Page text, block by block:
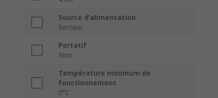
Source d'alimentation
Secteur
Portatif
Non
Température minimum de
fonctionnement
0°C